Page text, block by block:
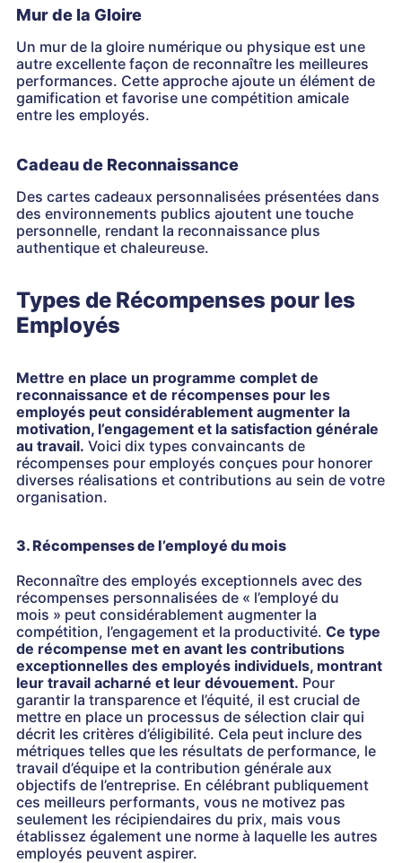
Mur de la Gloire
Un mur de la gloire numérique ou physique est une
autre excellente façon de reconnaître les meilleures
performances. Cette approche ajoute un élément de
gamification et favorise une compétition amicale
entre les employés.
Cadeau de Reconnaissance
Des cartes cadeaux personnalisées présentées dans
des environnements publics ajoutent une touche
personnelle, rendant la reconnaissance plus
authentique et chaleureuse.
Types de Récompenses pour les
Employés
Mettre en place un programme complet de
reconnaissance et de récompenses pour les
employés peut considérablement augmenter la
motivation, l’engagement et la satisfaction générale
au travail. Voici dix types convaincants de
récompenses pour employés conçues pour honorer
diverses réalisations et contributions au sein de votre
organisation.
3. Récompenses de l’employé du mois
Reconnaître des employés exceptionnels avec des
récompenses personnalisées de « l’employé du
mois » peut considérablement augmenter la
compétition, l’engagement et la productivité. Ce type
de récompense met en avant les contributions
exceptionnelles des employés individuels, montrant
leur travail acharné et leur dévouement. Pour
garantir la transparence et l’équité, il est crucial de
mettre en place un processus de sélection clair qui
décrit les critères d’éligibilité. Cela peut inclure des
métriques telles que les résultats de performance, le
travail d’équipe et la contribution générale aux
objectifs de l’entreprise. En célébrant publiquement
ces meilleurs performants, vous ne motivez pas
seulement les récipiendaires du prix, mais vous
établissez également une norme à laquelle les autres
employés peuvent aspirer.